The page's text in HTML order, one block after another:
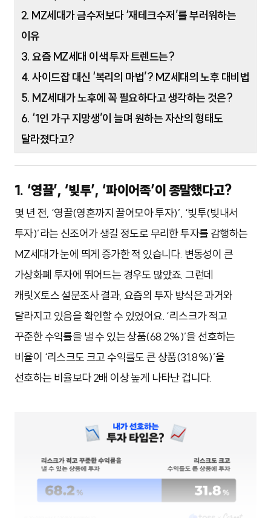
2. MZ세대가 금수저보다 ‘재테크수저’를 부러워하는
이유
3. 요즘 MZ세대 이색 투자 트렌드는?
4. 사이드잡 대신 ‘복리의 마법’? MZ세대의 노후 대비법
5. MZ세대가 노후에 꼭 필요하다고 생각하는 것은?
6. ‘1인 가구 지망생’이 늘며 원하는 자산의 형태도
달라졌다고?
1. ‘영끌’, ‘빚투’, ‘파이어족’이 종말했다고?
몇 년 전, ‘영끌(영혼까지 끌어모아 투자)’, ‘빚투(빚내서
투자)’라는 신조어가 생길 정도로 무리한 투자를 감행하는
MZ세대가 눈에 띄게 증가한 적 있습니다. 변동성이 큰
가상화폐 투자에 뛰어드는 경우도 많았죠. 그런데
캐릿X토스 설문조사 결과, 요즘의 투자 방식은 과거와
달라지고 있음을 확인할 수 있었어요. ‘리스크가 적고
꾸준한 수익률을 낼 수 있는 상품(68.2%)’을 선호하는
비율이 ‘리스크도 크고 수익률도 큰 상품(31.8%)’을
선호하는 비율보다 2배 이상 높게 나타난 겁니다.